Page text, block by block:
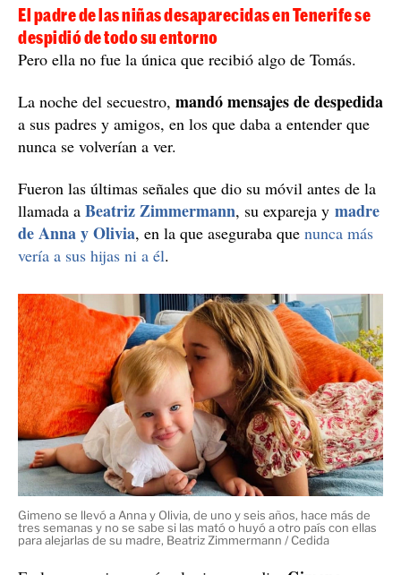
El padre de las niñas desaparecidas en Tenerife se
despidió de todo su entorno
Pero ella no fue la única que recibió algo de Tomás.
La noche del secuestro, mandó mensajes de despedida
a sus padres y amigos, en los que daba a entender que
nunca se volverían a ver.
Fueron las últimas señales que dio su móvil antes de la
llamada a Beatriz Zimmermann, su expareja y madre
de Anna y Olivia, en la que aseguraba que nunca más
vería a sus hijas ni a él.
Gimeno se llevó a Anna y Olivia, de uno y seis años, hace más de
tres semanas y no se sabe si las mató o huyó a otro país con ellas
para alejarlas de su madre, Beatriz Zimmermann / Cedida